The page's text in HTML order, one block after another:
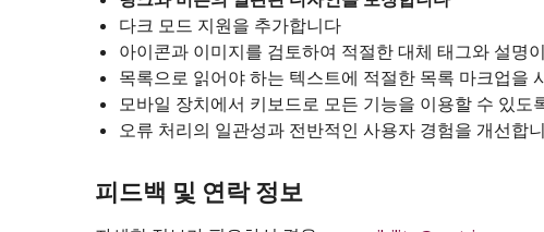
다크 모드 지원을 추가합니다
아이콘과 이미지를 검토하여 적절한 대체 태그와 설명
목록으로 읽어야 하는 텍스트에 적절한 목록 마크업을
모바일 장치에서 키보드로 모든 기능을 이용할 수 있도
오류 처리의 일관성과 전반적인 사용자 경험을 개선합
피드백 및 연락 정보